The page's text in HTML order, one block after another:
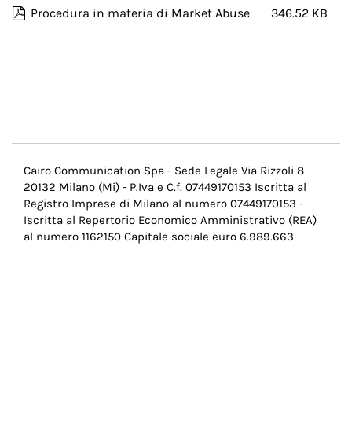
Procedura in materia di Market Abuse 346.52 KB
Menu
Pie
di
pagina
Cairo Communication Spa - Sede Legale Via Rizzoli 8
20132 Milano (Mi) - P.Iva e C.f. 07449170153 Iscritta al
Registro Imprese di Milano al numero 07449170153 -
Iscritta al Repertorio Economico Amministrativo (REA)
al numero 1162150 Capitale sociale euro 6.989.663